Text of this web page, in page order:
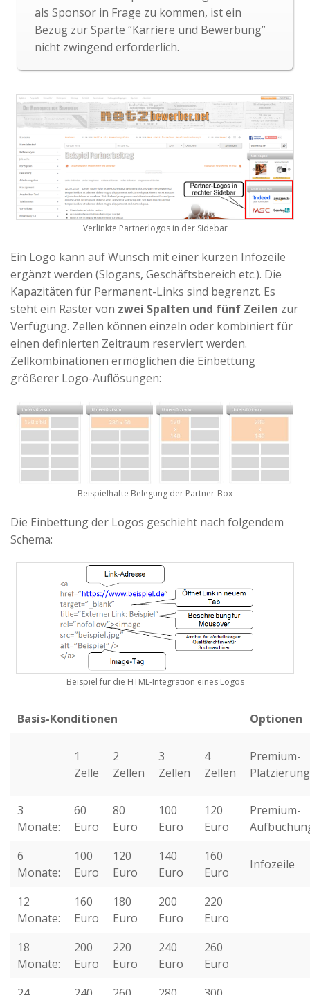
als Sponsor in Frage zu kommen, ist ein
Bezug zur Sparte “Karriere und Bewerbung”
nicht zwingend erforderlich.
Verlinkte Partnerlogos in der Sidebar
Ein Logo kann auf Wunsch mit einer kurzen Infozeile
ergänzt werden (Slogans, Geschäftsbereich etc.). Die
Kapazitäten für Permanent-Links sind begrenzt. Es
steht ein Raster von zwei Spalten und fünf Zeilen zur
Verfügung. Zellen können einzeln oder kombiniert für
einen definierten Zeitraum reserviert werden.
Zellkombinationen ermöglichen die Einbettung
größerer Logo-Auflösungen:
Beispielhafte Belegung der Partner-Box
Die Einbettung der Logos geschieht nach folgendem
Schema:
Beispiel für die HTML-Integration eines Logos
Basis-Konditionen Optionen
1
Zelle
2
Zellen
3
Zellen
4
Zellen
Premium-
Platzierung
3
Monate:
60
Euro
80
Euro
100
Euro
120
Euro
Premium-
6
Monate:
100
Euro
120
Euro
140
Euro
160
Euro
Infozeile
12
Monate:
160
Euro
180
Euro
200
Euro
220
Euro
18
Monate:
200
Euro
220
Euro
240
Euro
260
Euro